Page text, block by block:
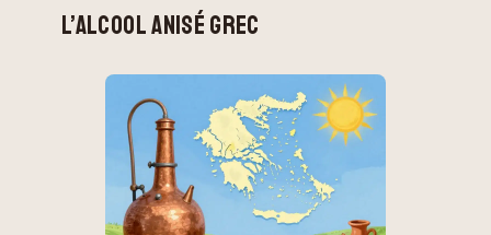
L’ALCOOL ANISÉ GREC